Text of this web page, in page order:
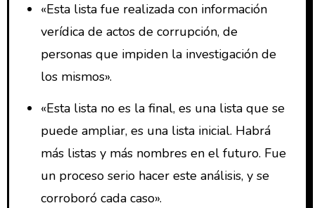
«Esta lista fue realizada con información
verídica de actos de corrupción, de
personas que impiden la investigación de
los mismos».
«Esta lista no es la final, es una lista que se
puede ampliar, es una lista inicial. Habrá
más listas y más nombres en el futuro. Fue
un proceso serio hacer este análisis, y se
corroboró cada caso».